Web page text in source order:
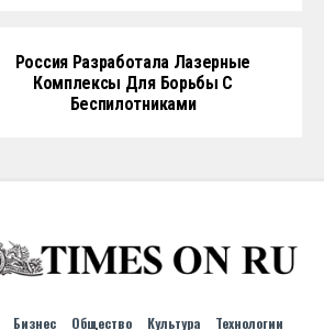
Россия Разработала Лазерные
Комплексы Для Борьбы С
Беспилотниками
Бизнес Общество Культура Технологии